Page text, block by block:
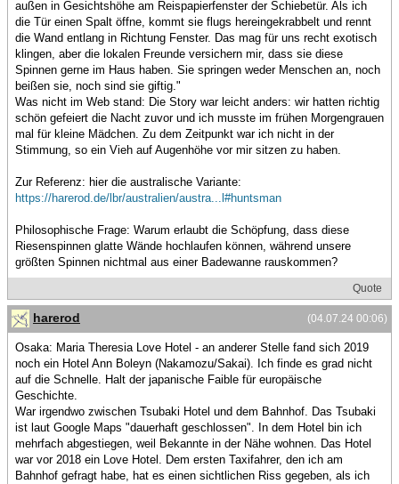
außen in Gesichtshöhe am Reispapierfenster der Schiebetür. Als ich
die Tür einen Spalt öffne, kommt sie flugs hereingekrabbelt und rennt
die Wand entlang in Richtung Fenster. Das mag für uns recht exotisch
klingen, aber die lokalen Freunde versichern mir, dass sie diese
Spinnen gerne im Haus haben. Sie springen weder Menschen an, noch
beißen sie, noch sind sie giftig."
Was nicht im Web stand: Die Story war leicht anders: wir hatten richtig
schön gefeiert die Nacht zuvor und ich musste im frühen Morgengrauen
mal für kleine Mädchen. Zu dem Zeitpunkt war ich nicht in der
Stimmung, so ein Vieh auf Augenhöhe vor mir sitzen zu haben.
Zur Referenz: hier die australische Variante:
https://harerod.de/lbr/australien/austra...l#huntsman
Philosophische Frage: Warum erlaubt die Schöpfung, dass diese
Riesenspinnen glatte Wände hochlaufen können, während unsere
größten Spinnen nichtmal aus einer Badewanne rauskommen?
Quote
(04.07.24 00:06)
harerod
Osaka: Maria Theresia Love Hotel - an anderer Stelle fand sich 2019
noch ein Hotel Ann Boleyn (Nakamozu/Sakai). Ich finde es grad nicht
auf die Schnelle. Halt der japanische Faible für europäische
Geschichte.
War irgendwo zwischen Tsubaki Hotel und dem Bahnhof. Das Tsubaki
ist laut Google Maps "dauerhaft geschlossen". In dem Hotel bin ich
mehrfach abgestiegen, weil Bekannte in der Nähe wohnen. Das Hotel
war vor 2018 ein Love Hotel. Dem ersten Taxifahrer, den ich am
Bahnhof gefragt habe, hat es einen sichtlichen Riss gegeben, als ich